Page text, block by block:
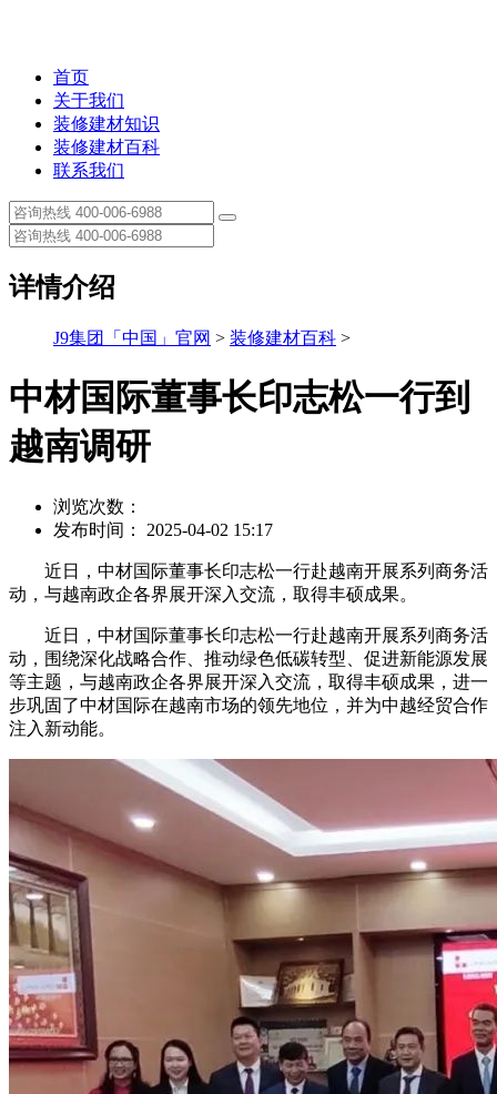
首页
关于我们
装修建材知识
装修建材百科
联系我们
详情介绍
J9集团「中国」官网 > 装修建材百科 >
中材国际董事长印志松一行到
越南调研
浏览次数：
发布时间： 2025-04-02 15:17
近日，中材国际董事长印志松一行赴越南开展系列商务活
动，与越南政企各界展开深入交流，取得丰硕成果。
近日，中材国际董事长印志松一行赴越南开展系列商务活
动，围绕深化战略合作、推动绿色低碳转型、促进新能源发展
等主题，与越南政企各界展开深入交流，取得丰硕成果，进一
步巩固了中材国际在越南市场的领先地位，并为中越经贸合作
注入新动能。